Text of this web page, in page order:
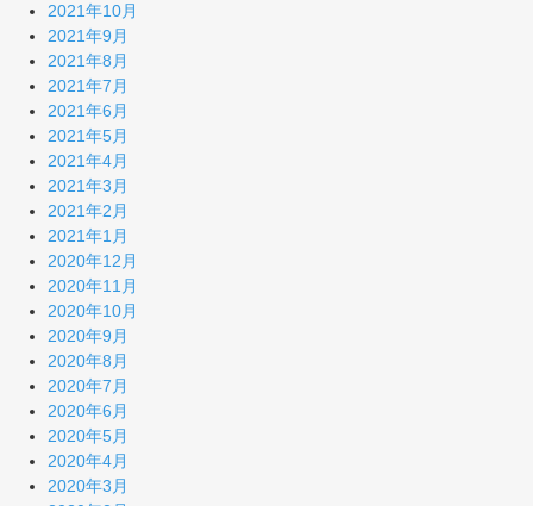
2021年10月
2021年9月
2021年8月
2021年7月
2021年6月
2021年5月
2021年4月
2021年3月
2021年2月
2021年1月
2020年12月
2020年11月
2020年10月
2020年9月
2020年8月
2020年7月
2020年6月
2020年5月
2020年4月
2020年3月